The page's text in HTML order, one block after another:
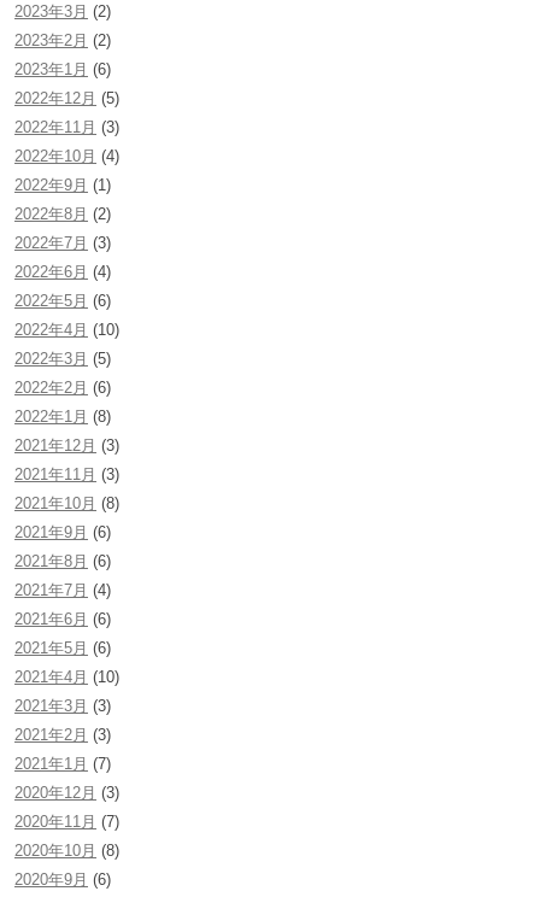
2023年3月 (2)
2023年2月 (2)
2023年1月 (6)
2022年12月 (5)
2022年11月 (3)
2022年10月 (4)
2022年9月 (1)
2022年8月 (2)
2022年7月 (3)
2022年6月 (4)
2022年5月 (6)
2022年4月 (10)
2022年3月 (5)
2022年2月 (6)
2022年1月 (8)
2021年12月 (3)
2021年11月 (3)
2021年10月 (8)
2021年9月 (6)
2021年8月 (6)
2021年7月 (4)
2021年6月 (6)
2021年5月 (6)
2021年4月 (10)
2021年3月 (3)
2021年2月 (3)
2021年1月 (7)
2020年12月 (3)
2020年11月 (7)
2020年10月 (8)
2020年9月 (6)